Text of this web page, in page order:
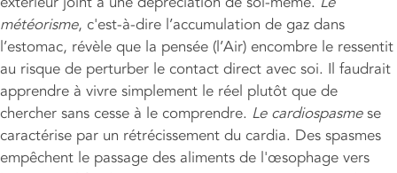
météorisme, c'est-à-dire l’accumulation de gaz dans
l’estomac, révèle que la pensée (l’Air) encombre le ressentit
au risque de perturber le contact direct avec soi. Il faudrait
apprendre à vivre simplement le réel plutôt que de
chercher sans cesse à le comprendre. Le cardiospasmese
caractérise par un rétrécissement du cardia. Des spasmes
empêchent le passage des aliments de l'œsophage vers